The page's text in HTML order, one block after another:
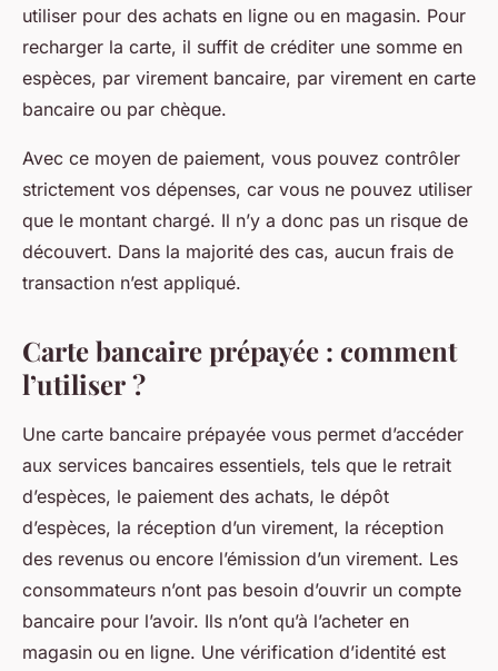
utiliser pour des achats en ligne ou en magasin. Pour
recharger la carte, il suffit de créditer une somme en
espèces, par virement bancaire, par virement en carte
bancaire ou par chèque.
Avec ce moyen de paiement, vous pouvez contrôler
strictement vos dépenses, car vous ne pouvez utiliser
que le montant chargé. Il n’y a donc pas un risque de
découvert. Dans la majorité des cas, aucun frais de
transaction n’est appliqué.
Carte bancaire prépayée : comment
l’utiliser ?
Une carte bancaire prépayée vous permet d’accéder
aux services bancaires essentiels, tels que le retrait
d’espèces, le paiement des achats, le dépôt
d’espèces, la réception d’un virement, la réception
des revenus ou encore l’émission d’un virement. Les
consommateurs n’ont pas besoin d’ouvrir un compte
bancaire pour l’avoir. Ils n’ont qu’à l’acheter en
magasin ou en ligne. Une vérification d’identité est